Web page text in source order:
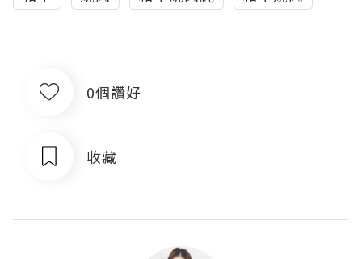
0個讚好
收藏